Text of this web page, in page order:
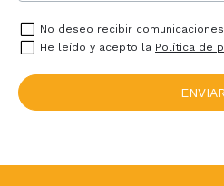
No deseo recibir
He leído y acepto la Política de